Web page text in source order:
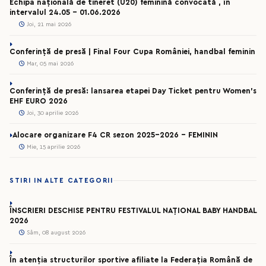
Echipa națională de tineret (U20) feminină convocată , în
intervalul 24.05 – 01.06.2026
Joi, 21 mai 2026
Conferință de presă | Final Four Cupa României, handbal feminin
Mar, 05 mai 2026
Conferință de presă: lansarea etapei Day Ticket pentru Women’s
EHF EURO 2026
Joi, 30 aprilie 2026
Alocare organizare F4 CR sezon 2025-2026 - FEMININ
Mie, 15 aprilie 2026
STIRI IN ALTE CATEGORII
ÎNSCRIERI DESCHISE PENTRU FESTIVALUL NAȚIONAL BABY HANDBAL
2026
Sâm, 08 august 2026
În atenția structurilor sportive afiliate la Federația Română de